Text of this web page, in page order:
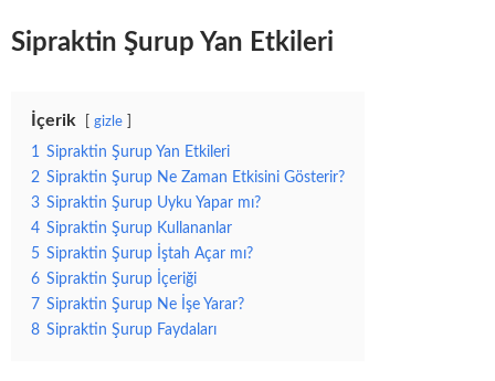
Sipraktin Şurup Yan Etkileri
İçerik gizle
1
Sipraktin Şurup Yan Etkileri
2 Sipraktin Şurup Ne Zaman Etkisini Gösterir?
3 Sipraktin Şurup Uyku Yapar mı?
4 Sipraktin Şurup Kullananlar
5 Sipraktin Şurup İştah Açar mı?
6 Sipraktin Şurup İçeriği
7 Sipraktin Şurup Ne İşe Yarar?
8 Sipraktin Şurup Faydaları